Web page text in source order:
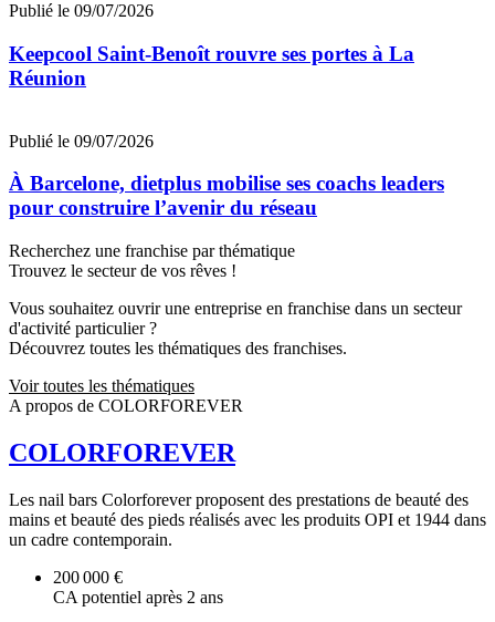
Publié le 09/07/2026
Keepcool Saint-Benoît rouvre ses portes à La
Réunion
Publié le 09/07/2026
À Barcelone, dietplus mobilise ses coachs leaders
pour construire l’avenir du réseau
Recherchez une franchise par thématique
Trouvez le secteur de vos rêves !
Vous souhaitez ouvrir une entreprise en franchise dans un secteur
d'activité particulier ?
Découvrez toutes les thématiques des franchises.
Voir toutes les thématiques
A propos de COLORFOREVER
COLORFOREVER
Les nail bars Colorforever proposent des prestations de beauté des
mains et beauté des pieds réalisés avec les produits OPI et 1944 dans
un cadre contemporain.
200 000 €
CA potentiel après 2 ans